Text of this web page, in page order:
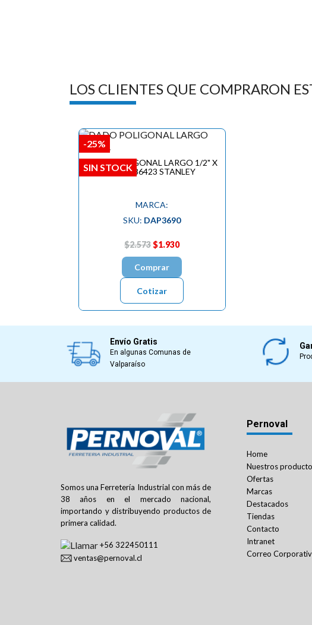
LOS CLIENTES QUE COMPRARON
DADO POLIGONAL LARGO 1/2" X
15MM 86423 STANLEY
MARCA:
SKU: DAP3690
$2.573$1.930
Comprar
Cotizar
-25%
SIN STOCK
Envío Gratis
En algunas Comunas de
Valparaíso
Somos una Ferretería Industrial con más de
38 años en el mercado nacional,
importando y distribuyendo productos de
primera calidad.
+56 322450111
ventas@pernoval.cl
Pernoval
Home
Nuestros
Ofertas
Marcas
Destacados
Tiendas
Contacto
Intranet
Correo